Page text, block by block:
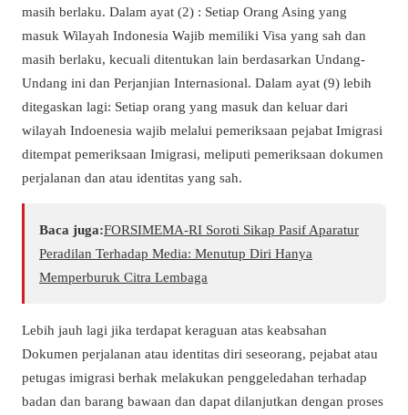
masih berlaku. Dalam ayat (2) : Setiap Orang Asing yang
masuk Wilayah Indonesia Wajib memiliki Visa yang sah dan
masih berlaku, kecuali ditentukan lain berdasarkan Undang-
Undang ini dan Perjanjian Internasional. Dalam ayat (9) lebih
ditegaskan lagi: Setiap orang yang masuk dan keluar dari
wilayah Indoenesia wajib melalui pemeriksaan pejabat Imigrasi
ditempat pemeriksaan Imigrasi, meliputi pemeriksaan dokumen
perjalanan dan atau identitas yang sah.
Baca juga:​FORSIMEMA-RI Soroti Sikap Pasif Aparatur
Peradilan Terhadap Media: Menutup Diri Hanya
Memperburuk Citra Lembaga
Lebih jauh lagi jika terdapat keraguan atas keabsahan
Dokumen perjalanan atau identitas diri seseorang, pejabat atau
petugas imigrasi berhak melakukan penggeledahan terhadap
badan dan barang bawaan dan dapat dilanjutkan dengan proses